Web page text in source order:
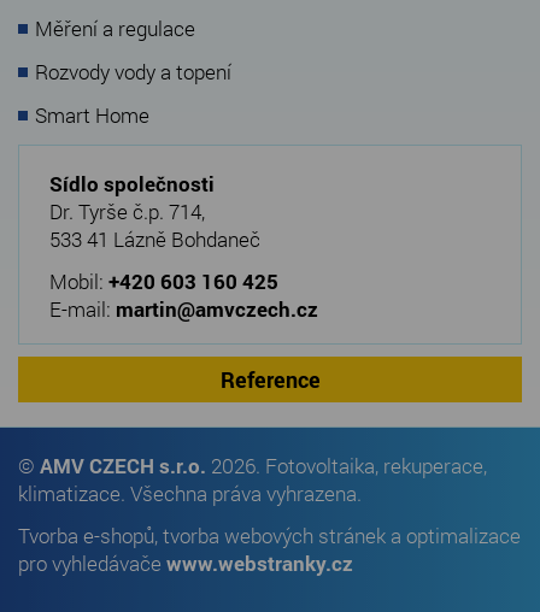
Měření a regulace
Rozvody vody a topení
Smart Home
Sídlo společnosti
Dr. Tyrše č.p. 714,
533 41 Lázně Bohdaneč
Mobil: +420 603 160 425
E-mail: martin@amvczech.cz
Reference
© AMV CZECH s.r.o. 2026. Fotovoltaika, rekuperace,
klimatizace. Všechna práva vyhrazena.
Tvorba e-shopů,tvorba webových stránek a optimalizace
pro vyhledávače www.webstranky.cz